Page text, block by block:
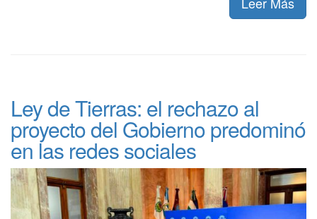
Ley de Tierras: el rechazo al
proyecto del Gobierno predominó
en las redes sociales